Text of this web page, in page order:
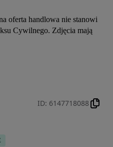
oferta handlowa nie stanowi
Cywilnego. Zdjęcia mają
ID: 6147718088